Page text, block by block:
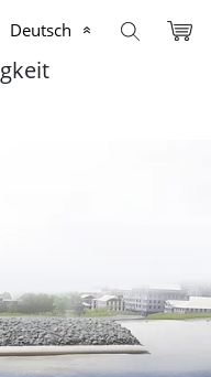
Deutsch